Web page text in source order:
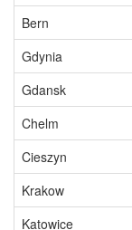
Bern
Gdynia
Gdansk
Chelm
Cieszyn
Krakow
Katowice